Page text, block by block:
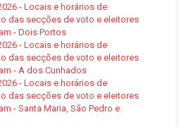
- Locais e horários de
das secções de voto e eleitores
- Dois Portos
- Locais e horários de
das secções de voto e eleitores
- A dos Cunhados
- Locais e horários de
das secções de voto e eleitores
- Santa Maria, São Pedro e